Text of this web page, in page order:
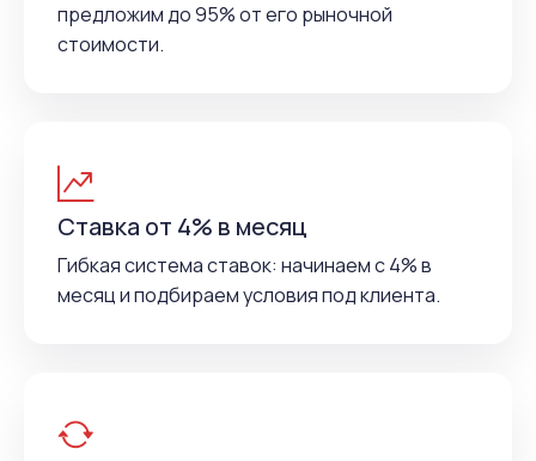
предложим до 95% от его рыночной
стоимости.
Ставка от 4% в месяц
Гибкая система ставок: начинаем с 4% в
месяц и подбираем условия под клиента.